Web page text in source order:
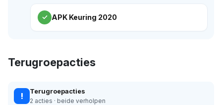
APK Keuring 2020
Terugroepacties
! Terugroepacties
2 acties · beide verholpen